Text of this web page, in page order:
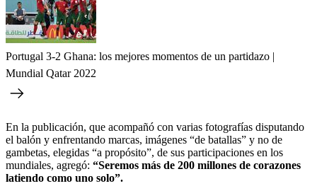
Portugal 3-2 Ghana: los mejores momentos de un partidazo |
Mundial Qatar 2022
En la publicación, que acompañó con varias fotografías disputando
el balón y enfrentando marcas, imágenes “de batallas” y no de
gambetas, elegidas “a propósito”, de sus participaciones en los
mundiales, agregó: “Seremos más de 200 millones de corazones
latiendo como uno solo”.